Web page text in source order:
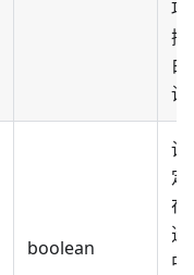
项
插
设
boolean
设
定
在
透
中